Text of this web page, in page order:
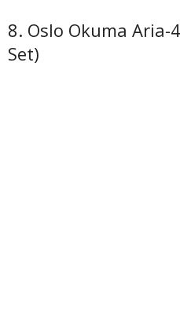
8. Oslo Okuma Aria-
Set)